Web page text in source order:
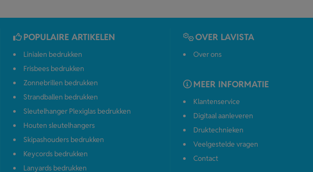
POPULAIRE ARTIKELEN
Linialen bedrukken
Frisbees bedrukken
Zonnebrillen bedrukken
Strandballen bedrukken
Sleutelhanger Plexiglas bedrukken
Houten sleutelhangers
Skipashouders bedrukken
Keycords bedrukken
Lanyards bedrukken
OVER LAVISTA
Over ons
MEER INFORMATIE
Klantenservice
Digitaal aanleveren
Druktechnieken
Veelgestelde vragen
Contact